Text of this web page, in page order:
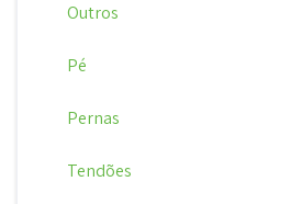
Outros
Pé
Pernas
Tendões